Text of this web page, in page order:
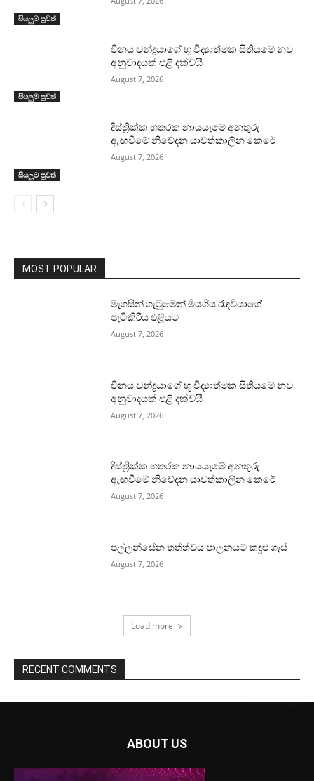
සියලුම පුවත්
සියලුම පුවත්
චීනය චන්ද්‍රයාගේ භූ විද්‍යාත්මක සිතියමේ නව
අනුවාදයක් එළි දක්වයි
August 7, 2026
සියලුම පුවත්
දිස්ත්‍රික්ක හතරක නායයෑමේ අනතුරු
ඇඟවීමේ නිවේදන යාවත්කාලීන කෙරේ
August 7, 2026
MOST POPULAR
මැගසින් ගැටුමෙන් මියගිය රැඳවියාගේ
පැටිකිරිය එළියට
August 7, 2026
චීනය චන්ද්‍රයාගේ භූ විද්‍යාත්මක සිතියමේ නව
අනුවාදයක් එළි දක්වයි
August 7, 2026
දිස්ත්‍රික්ක හතරක නායයෑමේ අනතුරු
ඇඟවීමේ නිවේදන යාවත්කාලීන කෙරේ
August 7, 2026
පල්ලන්සේන තත්ත්වය පාලනයට කඳුළු ගෑස්
August 7, 2026
Load more
RECENT COMMENTS
ABOUT US